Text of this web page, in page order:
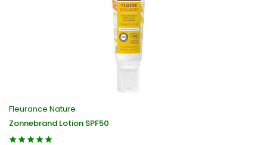
Fleurance Nature
Zonnebrand Lotion SPF50